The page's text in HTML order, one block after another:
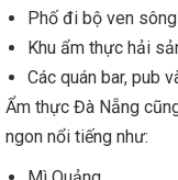
Phố đi bộ ven
Khu ẩm thực hải
Các quán bar, pub
Ẩm thực Đà Nẵng
ngon nổi tiếng như: